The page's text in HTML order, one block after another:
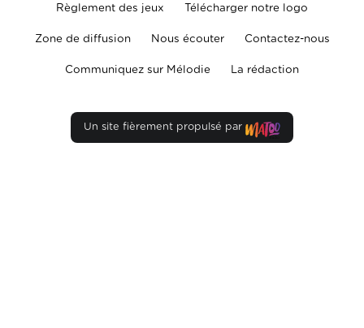
Règlement des jeux Télécharger notre logo
Zone de diffusion Nous écouter Contactez-nous
Communiquez sur Mélodie La rédaction
Un site fièrement propulsé par